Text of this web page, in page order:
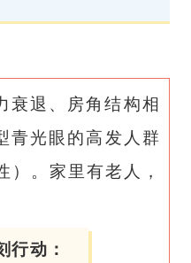
衰退、房角结构相
青光眼的高发人群
）。家里有老人，
行动：